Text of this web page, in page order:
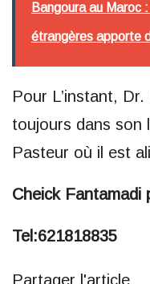
Bangoura au Maroc
étrangères apporte
Pour L’instant,
toujours dans son
Pasteur où il est
Cheick Fantamadi
Tel:621818835
Partager l'article